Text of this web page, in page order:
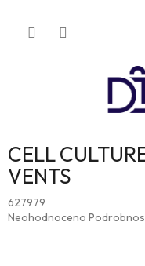
obsah
CELL
VENTS
627979
Průměrné
Neohodnoceno